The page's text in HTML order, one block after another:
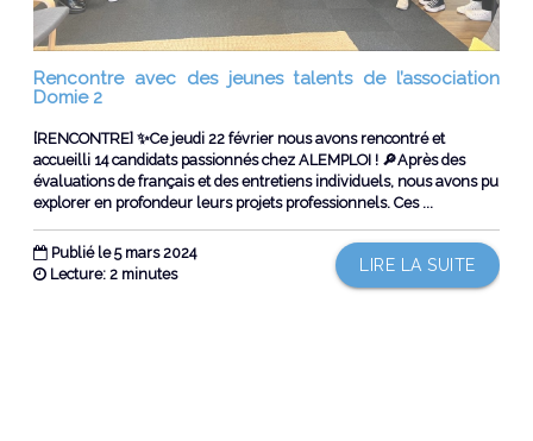
Rencontre avec des jeunes talents de l’association
Domie 2
[RENCONTRE] ✨Ce jeudi 22 février nous avons rencontré et
accueilli 14 candidats passionnés chez ALEMPLOI ! 🔎Après des
évaluations de français et des entretiens individuels, nous avons pu
explorer en profondeur leurs projets professionnels. Ces ...
Publié le 5 mars 2024
LIRE LA SUITE
Lecture: 2 minutes